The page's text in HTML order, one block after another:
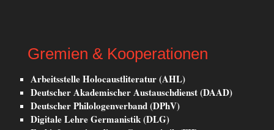
Gremien & Kooperationen
Arbeitsstelle Holocaustliteratur (AHL)
Deutscher Akademischer Austauschdienst (DAAD)
Deutscher Philologenverband (DPhV)
Digitale Lehre Germanistik (DLG)